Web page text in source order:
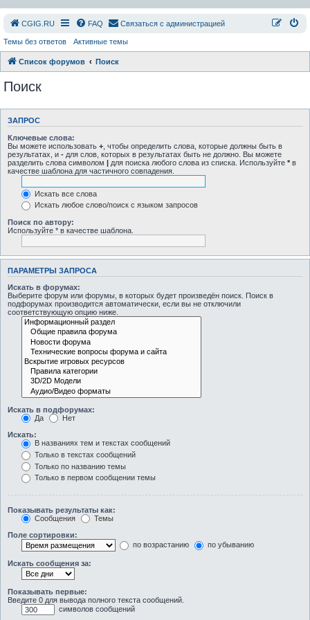
СGIG.RU FAQ Связаться с администрацией
Темы без ответов Активные темы
Список форумов Поиск
Поиск
ЗАПРОС
Ключевые слова:
Вы можете использовать + , чтобы определить слова, которые должны быть в
результатах, и - для слов, которых в результатах быть не должно. Вы можете
разделить слова символом | для поиска любого слова из списка. Используйте * в
качестве шаблона для частичного совпадения.
Искать все слова
Искать любое слово/поиск с языком запросов
Поиск по автору:
Используйте * в качестве шаблона.
ПАРАМЕТРЫ ЗАПРОСА
Искать в форумах:
Выберите форум или форумы, в которых будет произведён поиск. Поиск в
подфорумах производится автоматически, если вы не отключили
соответствующую опцию ниже.
Искать в подфорумах:
Да
Нет
Искать:
В названиях тем и текстах сообщений
Только в текстах сообщений
Только по названию темы
Только в первом сообщении темы
Показывать результаты как:
Сообщения
Темы
Поле сортировки:
по возрастанию
по убыванию
Искать сообщения за:
Показывать первые:
Введите 0 для вывода полного текста сообщений.
символов сообщений